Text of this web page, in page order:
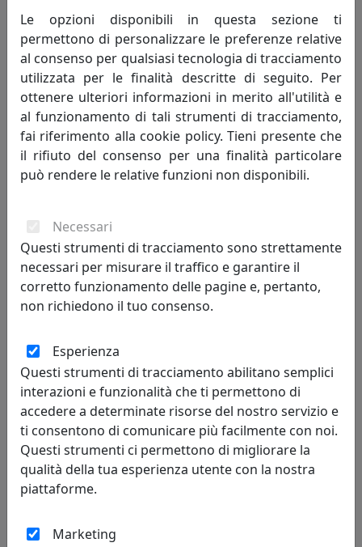
PLAFONIERA COLLEZIONE VINTAGE C134 BIANCO
Ferroluce
196,00 €
PLAFONIERA COLLEZIONE VINTAGE C134 GIALLO
Ferroluce
196,00 €
Le opzioni disponibili in questa sezione ti
permettono di personalizzare le preferenze relative
al consenso per qualsiasi tecnologia di tracciamento
utilizzata per le finalità descritte di seguito. Per
ottenere ulteriori informazioni in merito all'utilità e
al funzionamento di tali strumenti di tracciamento,
fai riferimento alla cookie policy. Tieni presente che
il rifiuto del consenso per una finalità particolare
può rendere le relative funzioni non disponibili.
Necessari
Questi strumenti di tracciamento sono strettamente
necessari per misurare il traffico e garantire il
corretto funzionamento delle pagine e, pertanto,
non richiedono il tuo consenso.
Esperienza
Questi strumenti di tracciamento abilitano semplici
interazioni e funzionalità che ti permettono di
accedere a determinate risorse del nostro servizio e
ti consentono di comunicare più facilmente con noi.
Questi strumenti ci permettono di migliorare la
qualità della tua esperienza utente con la nostra
piattaforme.
Marketing